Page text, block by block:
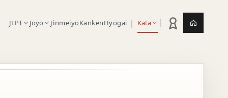
JLPT Jōyō JinmeiyōKankenHyōgai | Kata Statistik latihan